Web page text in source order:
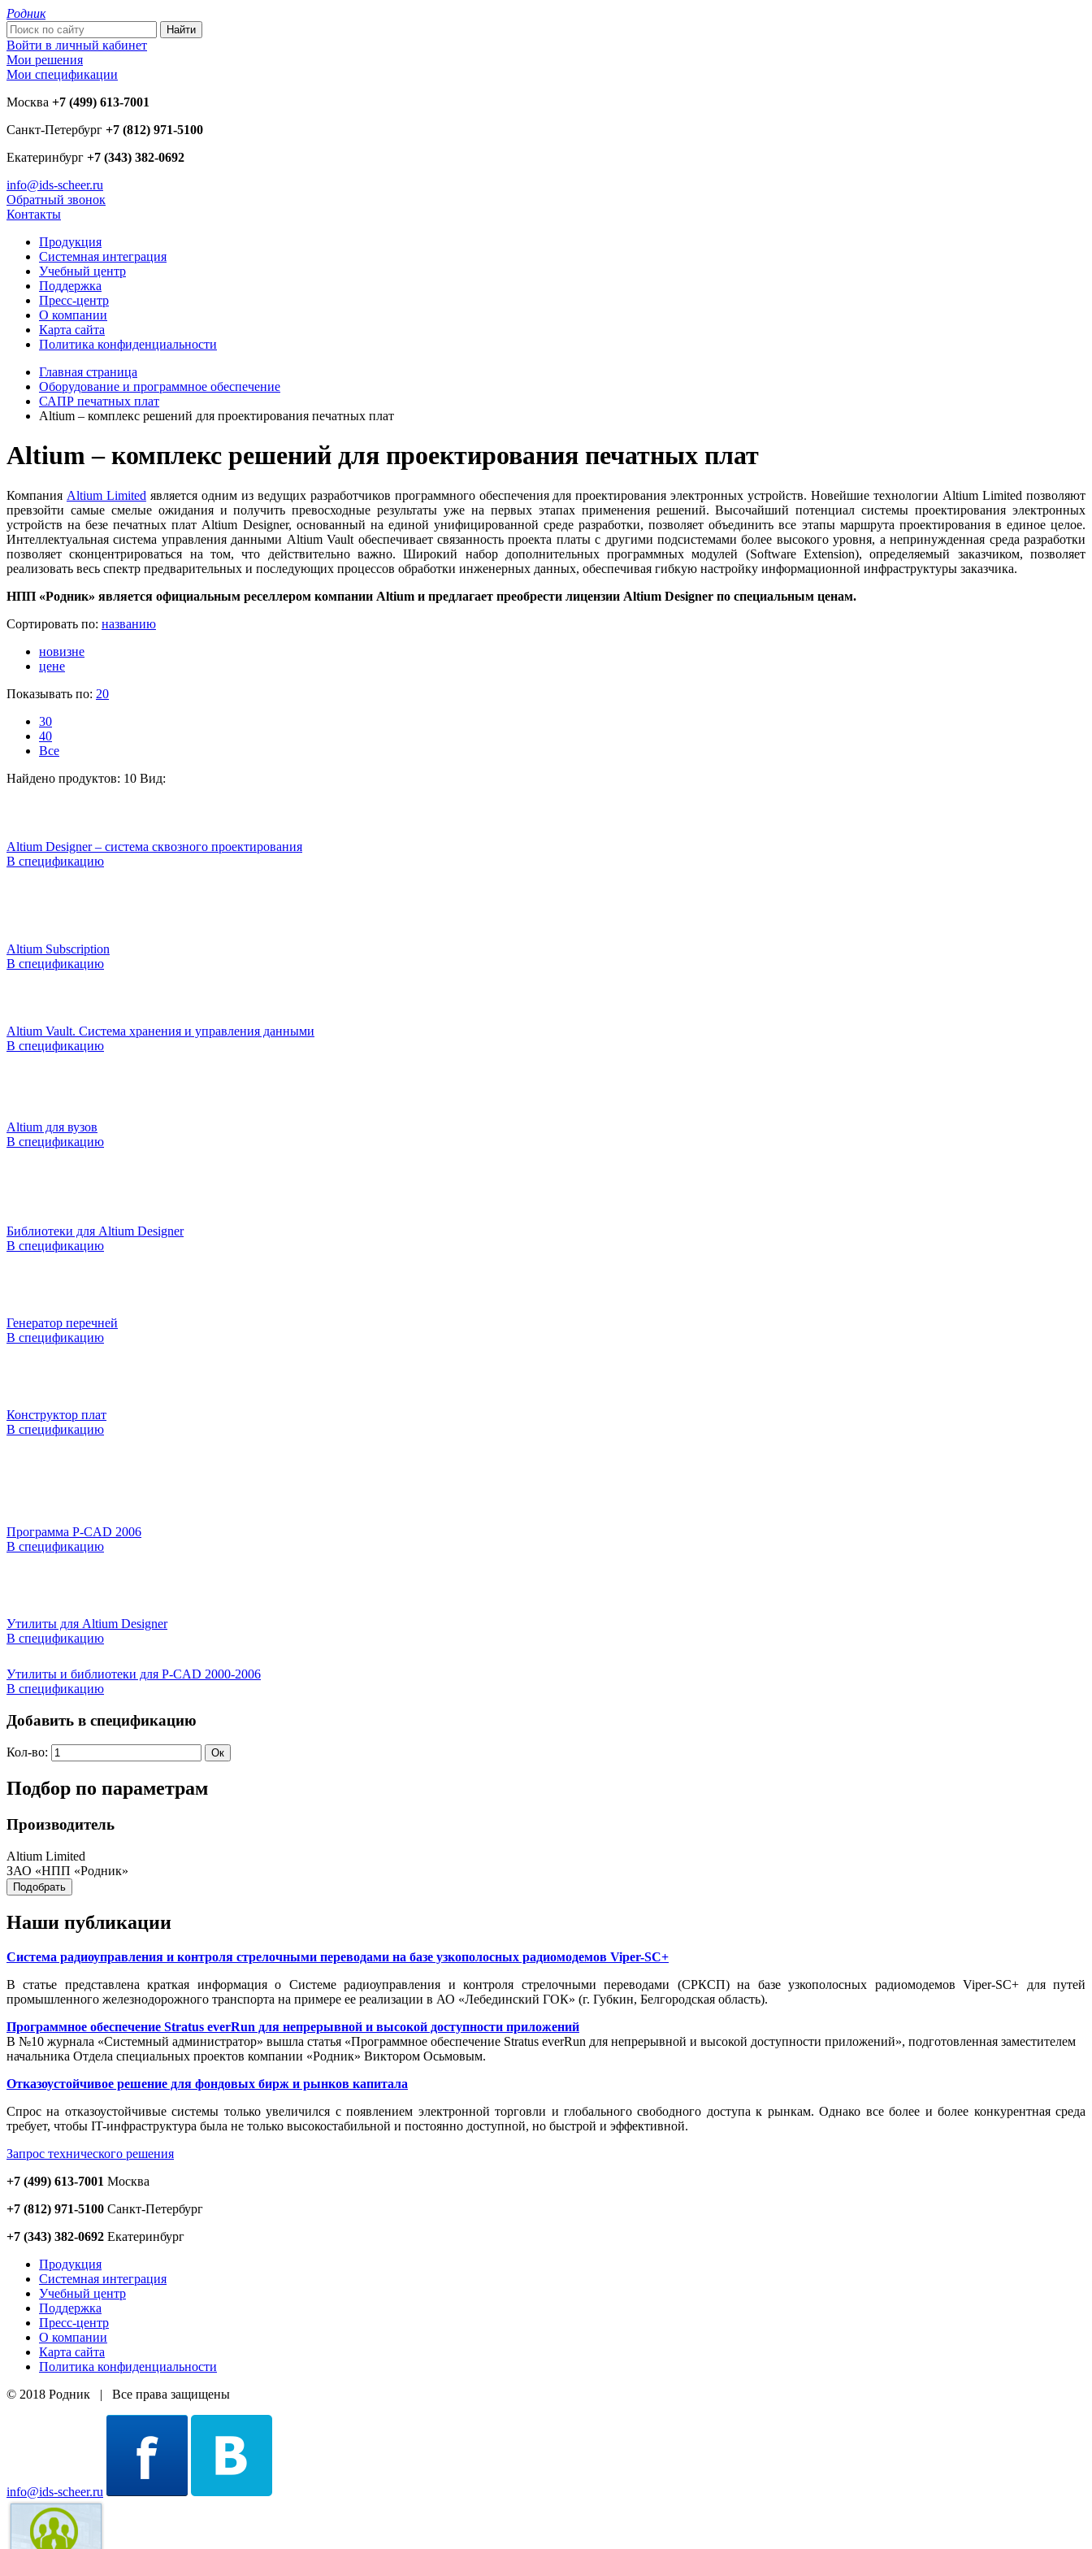
Родник
Войти в личный кабинет
Мои решения
Мои спецификации
Москва +7 (499) 613-7001
Санкт-Петербург +7 (812) 971-5100
Екатеринбург +7 (343) 382-0692
info@ids-scheer.ru
Обратный звонок
Контакты
Продукция
Системная интеграция
Учебный центр
Поддержка
Пресс-центр
О компании
Карта сайта
Политика конфиденциальности
Главная страница
Оборудование и программное обеспечение
САПР печатных плат
Altium – комплекс решений для проектирования печатных плат
Altium – комплекс решений для проектирования печатных плат
Компания Altium Limited является одним из ведущих разработчиков программного обеспечения для проектирования электронных устройств. Новейшие технологии Altium Limited позволяют
превзойти самые смелые ожидания и получить превосходные результаты уже на первых этапах применения решений. Высочайший потенциал системы проектирования электронных
устройств на безе печатных плат Altium Designer, основанный на единой унифицированной среде разработки, позволяет объединить все этапы маршрута проектирования в единое целое.
Интеллектуальная система управления данными Altium Vault обеспечивает связанность проекта платы с другими подсистемами более высокого уровня, а непринужденная среда разработки
позволяет сконцентрироваться на том, что действительно важно. Широкий набор дополнительных программных модулей (Software Extension), определяемый заказчиком, позволяет
реализовать весь спектр предварительных и последующих процессов обработки инженерных данных, обеспечивая гибкую настройку информационной инфраструктуры заказчика.
НПП «Родник» является официальным реселлером компании Altium и предлагает преобрести лицензии Altium Designer по специальным ценам.
Сортировать по: названию
новизне
цене
Показывать по: 20
30
40
Все
Найдено продуктов: 10 Вид:
Altium Designer – система сквозного проектирования
В спецификацию
Altium Subscription
В спецификацию
Altium Vault. Система хранения и управления данными
В спецификацию
Altium для вузов
В спецификацию
Библиотеки для Altium Designer
В спецификацию
Генератор перечней
В спецификацию
Конструктор плат
В спецификацию
Программа P-CAD 2006
В спецификацию
Утилиты для Altium Designer
В спецификацию
Утилиты и библиотеки для P-CAD 2000-2006
В спецификацию
Добавить в спецификацию
Кол-во:
Подбор по параметрам
Производитель
Altium Limited
ЗАО «НПП «Родник»
Наши публикации
Система радиоуправления и контроля стрелочными переводами на базе узкополосных радиомодемов Viper-SC+
В статье представлена краткая информация о Системе радиоуправления и контроля стрелочными переводами (СРКСП) на базе узкополосных радиомодемов Viper-SC+ для путей
промышленного железнодорожного транспорта на примере ее реализации в АО «Лебединский ГОК» (г. Губкин, Белгородская область).
Программное обеспечение Stratus everRun для непрерывной и высокой доступности приложений
В №10 журнала «Системный администратор» вышла статья «Программное обеспечение Stratus everRun для непрерывной и высокой доступности приложений», подготовленная заместителем
начальника Отдела специальных проектов компании «Родник» Виктором Осьмовым.
Отказоустойчивое решение для фондовых бирж и рынков капитала
Cпрос на отказоустойчивые системы только увеличился с появлением электронной торговли и глобального свободного доступа к рынкам. Однако все более и более конкурентная среда
требует, чтобы IT-инфраструктура была не только высокостабильной и постоянно доступной, но быстрой и эффективной.
Запрос технического решения
+7 (499) 613-7001 Москва
+7 (812) 971-5100 Санкт-Петербург
+7 (343) 382-0692 Екатеринбург
Продукция
Системная интеграция
Учебный центр
Поддержка
Пресс-центр
О компании
Карта сайта
Политика конфиденциальности
© 2018 Родник | Все права защищены
info@ids-scheer.ru